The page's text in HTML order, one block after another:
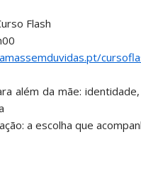
Flash
além da mãe:
a escolha que